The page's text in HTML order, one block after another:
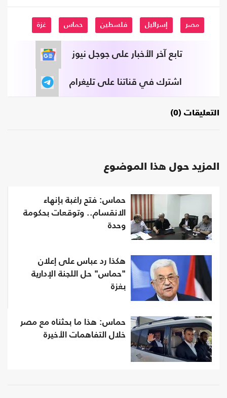
مصر إسرائيل فلسطين حماس غزة
تابع آخر الأخبار على جوجل نيوز
اشترك في قناتنا على تليغرام
التعليقات (0)
المزيد حول هذا الموضوع
حماس: فتح راغبة بإنهاء
الانقسام.. وتوقعات بحكومة
وحدة
هكذا رد عباس على إعلان
"حماس" حل اللجنة الإدارية
بغزة
حماس: هذا ما بحثناه مع مصر
خلال التفاهمات الأخيرة